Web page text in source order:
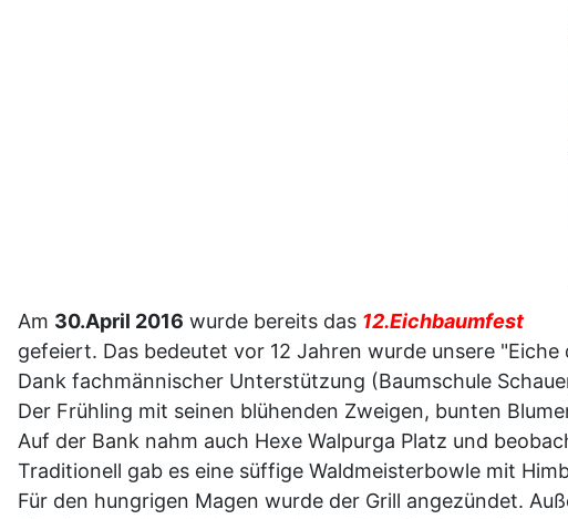
Am 30.April 2016 wurde bereits das 12.Eichbaumfest
gefeiert. Das bedeutet vor 12 Jahren wurde unsere
Dank fachmännischer Unterstützung (Baumschule
Der Frühling mit seinen blühenden Zweigen, bunten
Auf der Bank nahm auch Hexe Walpurga Platz und
Traditionell gab es eine süffige Waldmeisterbowle mit
Für den hungrigen Magen wurde der Grill angezündet.